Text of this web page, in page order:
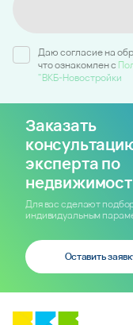
Даю согласие на
что ознакомлен c
"ВКБ-Новостройки
Заказать
эксперта по
Для вас сделают
индивидуальным
Оставить